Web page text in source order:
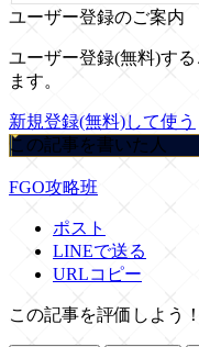
ユーザー登録のご案内
ユーザー登録(無料)す
ます。
新規登録(無料)して使う
この記事を書いた人
FGO攻略班
ポスト
LINEで送る
URLコピー
この記事を評価しよう！